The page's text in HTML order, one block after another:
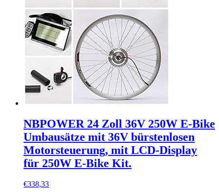
NBPOWER 24 Zoll 36V 250W E-Bike
Umbausätze mit 36V bürstenlosen
Motorsteuerung, mit LCD-Display
für 250W E-Bike Kit.
€338,33